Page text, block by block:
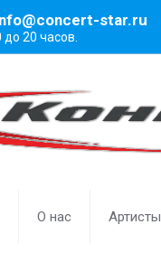
star.ru
до 20 часов.
О нас Артисты